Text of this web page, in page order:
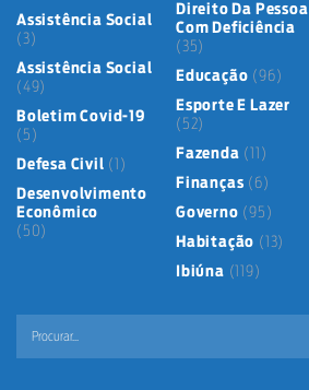
Assistência Social
(3)
Assistência Social
(49)
Boletim Covid-19
(5)
Defesa Civil (1)
Desenvolvimento
Econômico
(50)
Direito Da Pessoa
Com Deficiência
(35)
Educação (96)
Esporte E Lazer
(52)
Fazenda (11)
Finanças (6)
Governo (95)
Habitação (13)
Ibiúna (119)